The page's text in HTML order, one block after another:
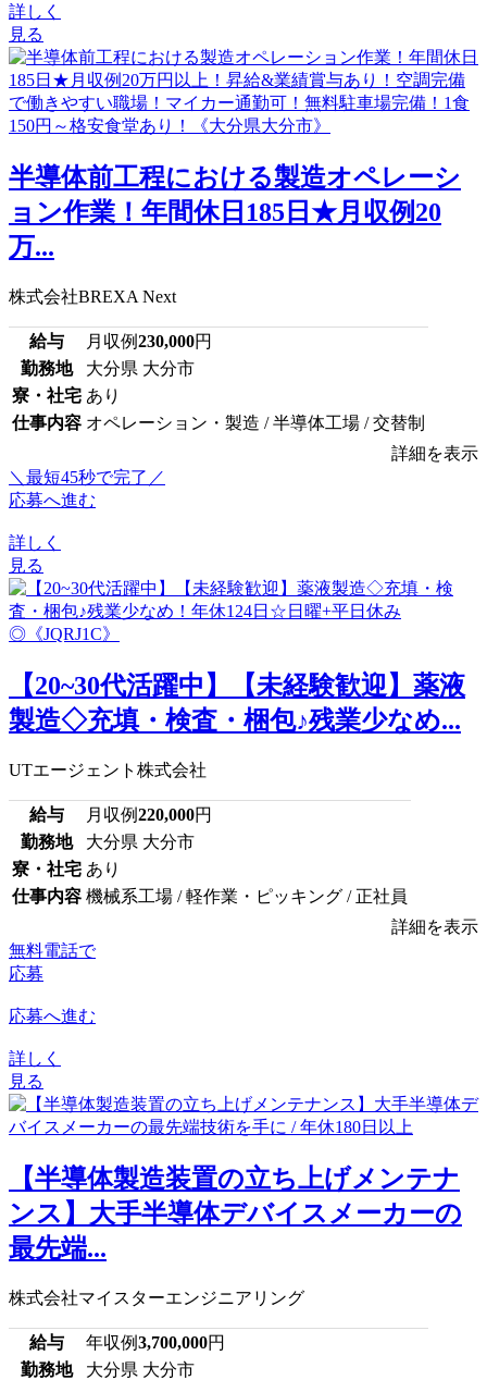
詳しく
見る
半導体前工程における製造オペレーシ
ョン作業！年間休日185日★月収例20
万...
株式会社BREXA Next
給与 月収例230,000円
勤務地
大分県 大分市
寮・社宅 あり
仕事内容 オペレーション・製造 / 半導体工場 / 交替制
詳細を表示
＼最短45秒で完了／
応募へ進む
詳しく
見る
【20~30代活躍中】【未経験歓迎】薬液
製造◇充填・検査・梱包♪残業少なめ...
UTエージェント株式会社
給与 月収例220,000円
勤務地
大分県 大分市
寮・社宅 あり
仕事内容 機械系工場 / 軽作業・ピッキング / 正社員
詳細を表示
無料電話で
応募
応募へ進む
詳しく
見る
【半導体製造装置の立ち上げメンテナ
ンス】大手半導体デバイスメーカーの
最先端...
株式会社マイスターエンジニアリング
給与 年収例3,700,000円
勤務地
大分県 大分市